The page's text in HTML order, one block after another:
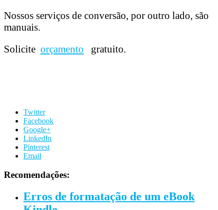
Nossos serviços de conversão, por outro lado, são
manuais.
Solicite orçamento gratuito.
Twitter
Facebook
Google+
LinkedIn
Pinterest
Email
Recomendações:
Erros de formatação de um eBook